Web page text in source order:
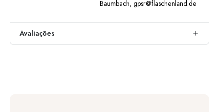
Baumbach, gpsr@flaschenland.de
Avaliações